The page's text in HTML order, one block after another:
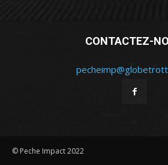
CONTACTEZ-
© Peche Impact 2022